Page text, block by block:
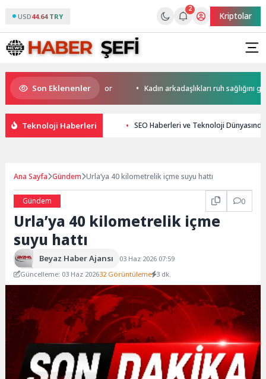
USD44.64 TRY
2
Kriptolar
Son Eklenenler
yapay zekaya bırakıyor Kadın arkadaşlıkları ruh sağlığını
Teknoloji Haberleri SEO Haberleri ve Teknoloji
Ana Sayfa Gündem Urla’ya 40 kilometrelik içme suyu hattı
Gündem 0
Urla’ya 40 kilometrelik içme
suyu hattı
Beyaz Haber Ajansı
03 Haz 2026 07:59
Güncelleme: 03 Haz 202632 Görüntüleme 3 dk.